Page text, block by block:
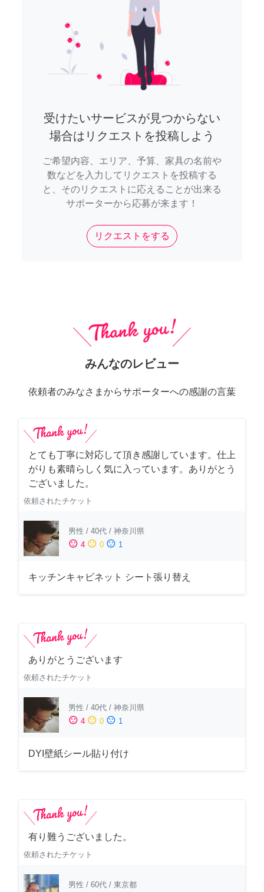
受けたいサービスが見つからない
場合はリクエストを投稿しよう
ご希望内容、エリア、予算、家具の名前や
数などを入力してリクエストを投稿する
と、そのリクエストに応えることが出来る
サポーターから応募が来ます！
リクエストをする
みんなのレビュー
依頼者のみなさまからサポーターへの感謝の言葉
とても丁寧に対応して頂き感謝しています。仕上
がりも素晴らしく気に入っています。ありがとう
ございました。
依頼されたチケット
男性 / 40代 / 神奈川県
sentiment_satisfied 4 sentiment_neutral 0 sentiment_dissatisfied 1
キッチンキャビネット シート張り替え
ありがとうございます
依頼されたチケット
男性 / 40代 / 神奈川県
sentiment_satisfied 4 sentiment_neutral 0 sentiment_dissatisfied 1
DYI壁紙シール貼り付け
有り難うございました。
依頼されたチケット
男性 / 60代 / 東京都